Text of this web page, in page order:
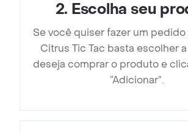
2. Escolha seu
Se você quiser fazer um pedido
Citrus Tic Tac basta escolher
deseja comprar o produto e
“Adicionar”.